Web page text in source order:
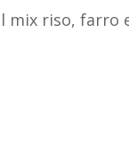
mix riso, farro